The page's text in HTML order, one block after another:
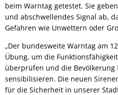
beim Warntag getestet. Sie
und abschwellendes Signal ab,
Gefahren wie Unwettern oder
„Der bundesweite Warntag am
Übung, um die
überprüfen und die
sensibilisieren. Die neuen
für die Sicherheit in unserer